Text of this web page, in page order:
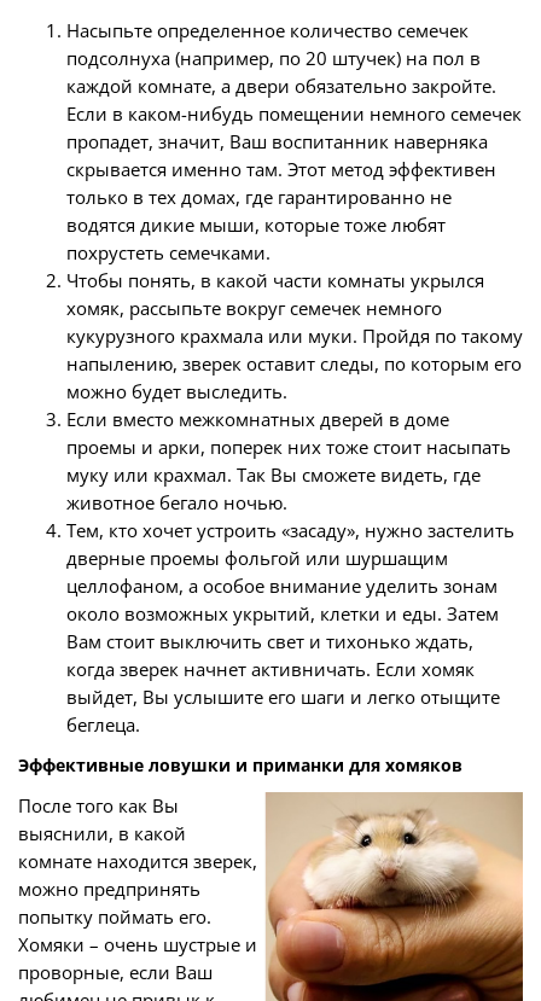
Насыпьте определенное количество семечек
подсолнуха (например, по 20 штучек) на пол в
каждой комнате, а двери обязательно закройте.
Если в каком-нибудь помещении немного семечек
пропадет, значит, Ваш воспитанник наверняка
скрывается именно там. Этот метод эффективен
только в тех домах, где гарантированно не
водятся дикие мыши, которые тоже любят
похрустеть семечками.
Чтобы понять, в какой части комнаты укрылся
хомяк, рассыпьте вокруг семечек немного
кукурузного крахмала или муки. Пройдя по такому
напылению, зверек оставит следы, по которым его
можно будет выследить.
Если вместо межкомнатных дверей в доме
проемы и арки, поперек них тоже стоит насыпать
муку или крахмал. Так Вы сможете видеть, где
животное бегало ночью.
Тем, кто хочет устроить «засаду», нужно застелить
дверные проемы фольгой или шуршащим
целлофаном, а особое внимание уделить зонам
около возможных укрытий, клетки и еды. Затем
Вам стоит выключить свет и тихонько ждать,
когда зверек начнет активничать. Если хомяк
выйдет, Вы услышите его шаги и легко отыщите
беглеца.
Эффективные ловушки и приманки для хомяков
После того как Вы
выяснили, в какой
комнате находится зверек,
можно предпринять
попытку поймать его.
Хомяки – очень шустрые и
проворные, если Ваш